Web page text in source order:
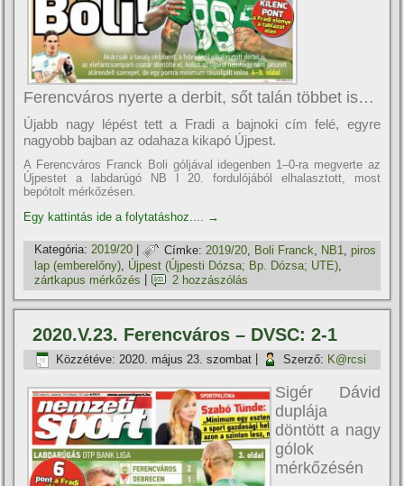
Ferencváros nyerte a derbit, sőt talán többet is…
Újabb nagy lépést tett a Fradi a bajnoki cí­m felé, egyre
nagyobb bajban az odahaza kikapó Újpest.
A Ferencváros Franck Boli góljával idegenben 1–0-ra megverte az
Újpestet a labdarúgó NB I 20. fordulójából elhalasztott, most
bepótolt mérkőzésen.
Egy kattintás ide a folytatáshoz.... →
Kategória: 2019/20 | Címke: 2019/20 Boli Franck NB1 ,piros
lap (emberelőny), Újpest (Újpesti Dózsa; Bp. Dózsa; UTE),
zártkapus mérkőzés
2 hozzászólás
2020.V.23. Ferencváros – DVSC: 2-1
Közzétéve: 2020. május 23. szombat Szerző: K@rcsi
Sigér Dávid
duplája
döntött a nagy
gólok
mérkőzésén